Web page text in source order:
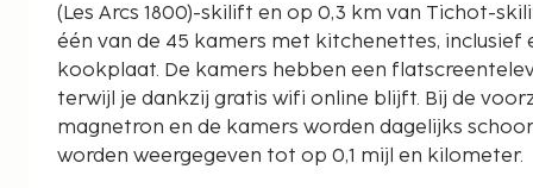
(Les Arcs 1800)-skilift en op 0,3 km van Tichot-
één van de 45 kamers met kitchenettes, inclusief
kookplaat. De kamers hebben een
terwijl je dankzij gratis wifi online blijft. Bij de
magnetron en de kamers worden dagelijks
worden weergegeven tot op 0,1 mijl en kilometer.